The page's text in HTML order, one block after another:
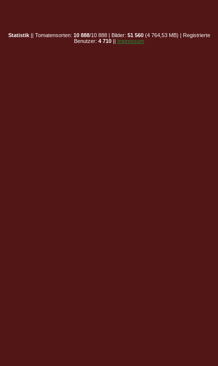
Statistik|| Tomatensorten: 10 888/10 888 | Bilder: 51 560(4 764,53 MB) | Registrierte
Benutzer: 4 710 || Impressum